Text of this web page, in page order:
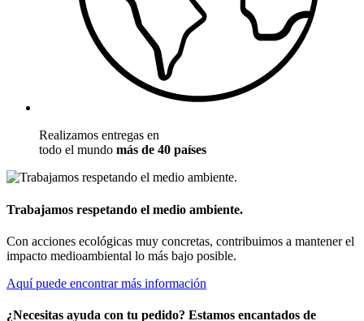
Realizamos entregas en
todo el mundo más de 40 países
Trabajamos respetando el medio ambiente.
Con acciones ecológicas muy concretas, contribuimos a mantener el
impacto medioambiental lo más bajo posible.
Aquí puede encontrar más información
¿Necesitas ayuda con tu pedido? Estamos encantados de